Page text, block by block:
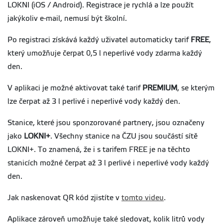
LOKNI (iOS / Android). Registrace je rychlá a lze použít
jakýkoliv e-mail, nemusí být školní.
Po registraci získává každý uživatel automaticky tarif FREE,
který umožňuje čerpat 0,5 l neperlivé vody zdarma každý
den.
V aplikaci je možné aktivovat také tarif PREMIUM, se kterým
lze čerpat až 3 l perlivé i neperlivé vody každý den.
Stanice, které jsou sponzorované partnery, jsou označeny
jako LOKNI+. Všechny stanice na ČZU jsou součástí sítě
LOKNI+. To znamená, že i s tarifem FREE je na těchto
stanicích možné čerpat až 3 l perlivé i neperlivé vody každý
den.
Jak naskenovat QR kód zjistíte v tomto videu.
Aplikace zároveň umožňuje také sledovat, kolik litrů vody